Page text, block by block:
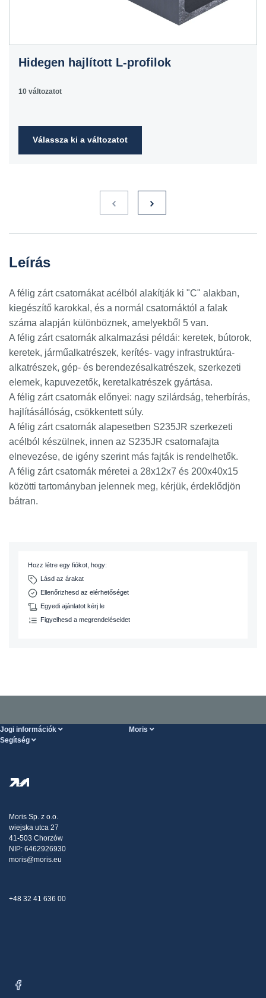
Hidegen hajlított L-profilok
10 változatot
Válassza ki a változatot
Leírás
A félig zárt csatornákatacélból alakítják ki "C" alakban,
kiegészítő karokkal, és a normál csatornáktól a falak
száma alapján különböznek, amelyekből 5 van.
A félig zártcsatornák alkalmazási példái: keretek, bútorok,
keretek, járműalkatrészek, kerítés- vagy infrastruktúra-
alkatrészek, gép- és berendezésalkatrészek, szerkezeti
elemek, kapuvezetők, keretalkatrészek gyártása.
A félig zárt csatornák előnyei: nagy szilárdság, teherbírás,
hajlításállóság, csökkentett súly.
A félig zárt csatornák alapesetben S235JR szerkezeti
acélból készülnek, innen az S235JR csatornafajta
elnevezése, de igény szerint más fajták is rendelhetők.
A félig zárt csatornák méretei a 28x12x7 és 200x40x15
közötti tartományban jelennek meg, kérjük, érdeklődjön
bátran.
Hozz létre egy fiókot, hogy:
Lásd az árakat
Ellenőrizhesd az elérhetőséget
Egyedi ajánlatot kérj le
Figyelhesd a megrendeléseidet
Jogi információk Moris
Segítség
Kiszállítás
Panaszok
Moris Sp. z o.o.
wiejska utca 27
41-503 Chorzów
NIP: 6462926930
moris@moris.eu
+48 32 41 636 00